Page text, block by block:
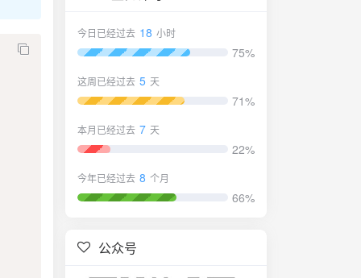
今日已经过去 18 小时
75%
这周已经过去 5 天
71%
本月已经过去 7 天
22%
今年已经过去 8 个月
66%
公众号